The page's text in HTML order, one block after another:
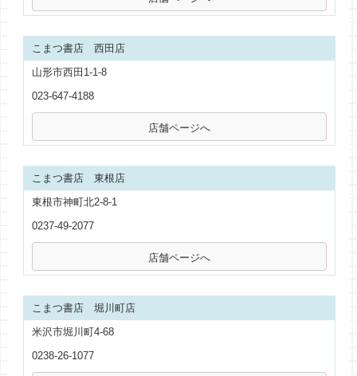
こまつ書店 西田店
山形市西田1-1-8
023-647-4188
こまつ書店 東根店
東根市神町北2-8-1
0237-49-2077
こまつ書店 堀川町店
米沢市堀川町4-68
0238-26-1077